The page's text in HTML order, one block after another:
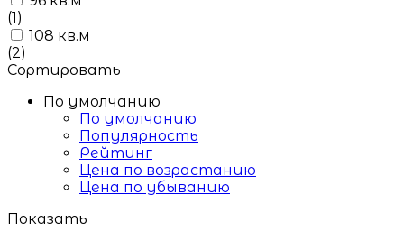
(1)
108 кв.м
(2)
Сортировать
По умолчанию
По умолчанию
Популярность
Рейтинг
Цена по возрастанию
Цена по убыванию
Показать